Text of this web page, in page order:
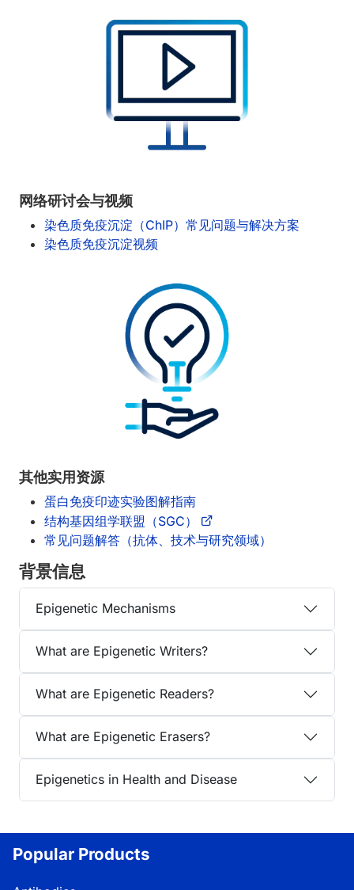
网络研讨会与视频
染色质免疫沉淀（ChIP）常见问题与解决方案
染色质免疫沉淀视频
其他实用资源
蛋白免疫印迹实验图解指南
结构基因组学联盟（SGC）
常见问题解答（抗体、技术与研究领域）
背景信息
Epigenetic Mechanisms
What are Epigenetic Writers?
What are Epigenetic Readers?
What are Epigenetic Erasers?
Epigenetics in Health and Disease
Popular Products